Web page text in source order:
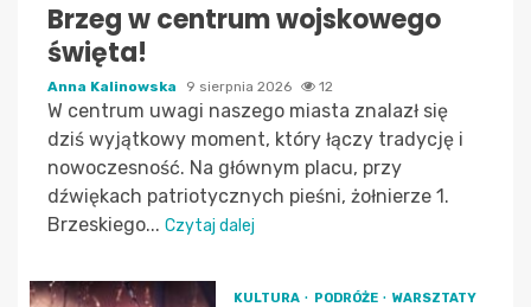
Brzeg w centrum wojskowego
święta!
Anna Kalinowska 9 sierpnia 2026 12
W centrum uwagi naszego miasta znalazł się
dziś wyjątkowy moment, który łączy tradycję i
nowoczesność. Na głównym placu, przy
dźwiękach patriotycznych pieśni, żołnierze 1.
Brzeskiego... Czytaj dalej
KULTURA PODRÓŻE WARSZTATY